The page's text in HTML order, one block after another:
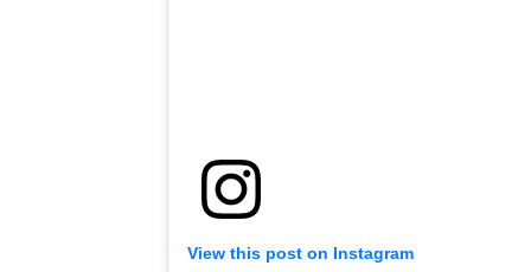
View this post on Instagram